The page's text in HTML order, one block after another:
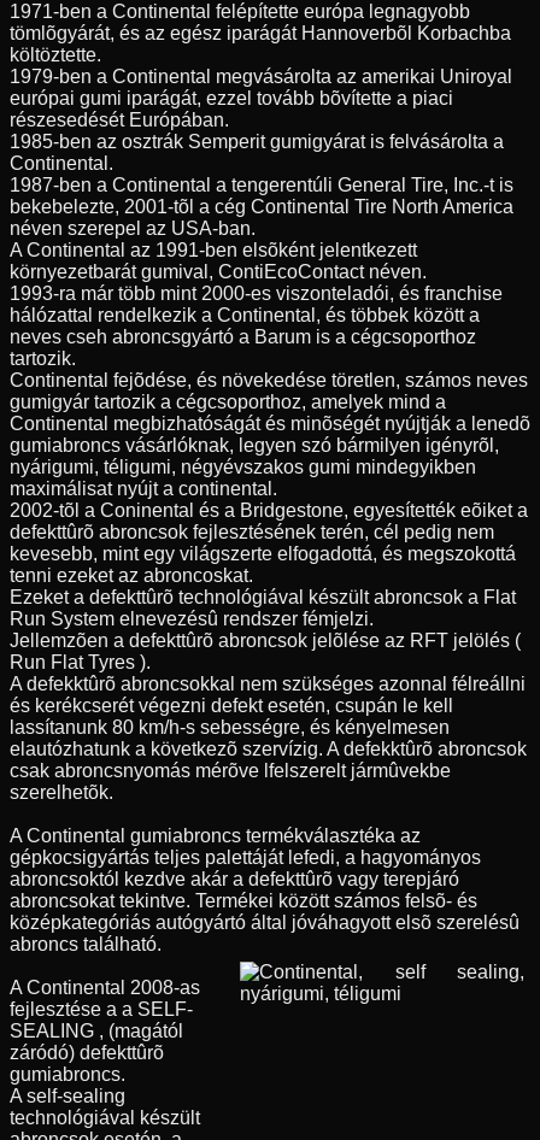
1971-ben a Continental felépítette európa legnagyobb
tömlõgyárát, és az egész iparágát Hannoverbõl Korbachba
költöztette.
1979-ben a Continental megvásárolta az amerikai Uniroyal
európai gumi iparágát, ezzel tovább bõvítette a piaci
részesedését Európában.
1985-ben az osztrák Semperit gumigyárat is felvásárolta a
Continental.
1987-ben a Continental a tengerentúli General Tire, Inc.-t is
bekebelezte, 2001-tõl a cég Continental Tire North America
néven szerepel az USA-ban.
A Continental az 1991-ben elsõként jelentkezett
környezetbarát gumival, ContiEcoContact néven.
1993-ra már több mint 2000-es viszonteladói, és franchise
hálózattal rendelkezik a Continental, és többek között a
neves cseh abroncsgyártó a Barum is a cégcsoporthoz
tartozik.
Continental fejõdése, és növekedése töretlen, számos neves
gumigyár tartozik a cégcsoporthoz, amelyek mind a
Continental megbizhatóságát és minõségét nyújtják a lenedõ
gumiabroncs vásárlóknak, legyen szó bármilyen igényrõl,
nyárigumi, téligumi, négyévszakos gumi mindegyikben
maximálisat nyújt a continental.
2002-tõl a Coninental és a Bridgestone, egyesítették eõiket a
defekttûrõ abroncsok fejlesztésének terén, cél pedig nem
kevesebb, mint egy világszerte elfogadottá, és megszokottá
tenni ezeket az abroncoskat.
Ezeket a defekttûrõ technológiával készült abroncsok a Flat
Run System elnevezésû rendszer fémjelzi.
Jellemzõen a defekttûrõ abroncsok jelõlése az RFT jelölés (
Run Flat Tyres ).
A defekktûrõ abroncsokkal nem szükséges azonnal félreállni
és kerékcserét végezni defekt esetén, csupán le kell
lassítanunk 80 km/h-s sebességre, és kényelmesen
elautózhatunk a következõ szervízig. A defekktûrõ abroncsok
csak abroncsnyomás mérõve lfelszerelt jármûvekbe
szerelhetõk.
A Continental gumiabroncs termékválasztéka az
gépkocsigyártás teljes palettáját lefedi, a hagyományos
abroncsoktól kezdve akár a defekttûrõ vagy terepjáró
abroncsokat tekintve. Termékei között számos felsõ- és
középkategóriás autógyártó által jóváhagyott elsõ szerelésû
abroncs található.
A Continental 2008-as
fejlesztése a a SELF-
SEALING , (magától
záródó) defekttûrõ
gumiabroncs.
A self-sealing
technológiával készült